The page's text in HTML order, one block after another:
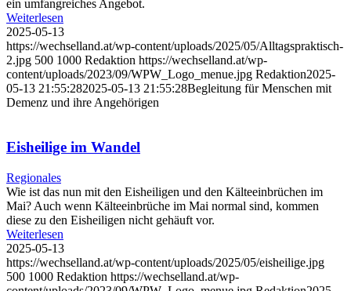
ein umfangreiches Angebot.
Weiterlesen
2025-05-13
https://wechselland.at/wp-content/uploads/2025/05/Alltagspraktisch-
2.jpg 500 1000 Redaktion https://wechselland.at/wp-
content/uploads/2023/09/WPW_Logo_menue.jpg Redaktion2025-
05-13 21:55:282025-05-13 21:55:28Begleitung für Menschen mit
Demenz und ihre Angehörigen
Eisheilige im Wandel
Regionales
Wie ist das nun mit den Eisheiligen und den Kälteeinbrüchen im
Mai? Auch wenn Kälteeinbrüche im Mai normal sind, kommen
diese zu den Eisheiligen nicht gehäuft vor.
Weiterlesen
2025-05-13
https://wechselland.at/wp-content/uploads/2025/05/eisheilige.jpg
500 1000 Redaktion https://wechselland.at/wp-